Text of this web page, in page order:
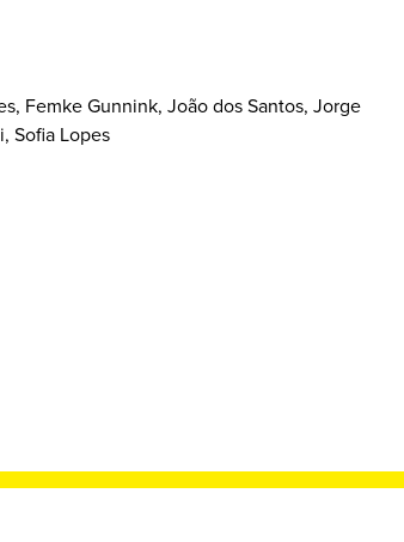
Femke Gunnink, João dos Santos, Jorge
Sofia Lopes